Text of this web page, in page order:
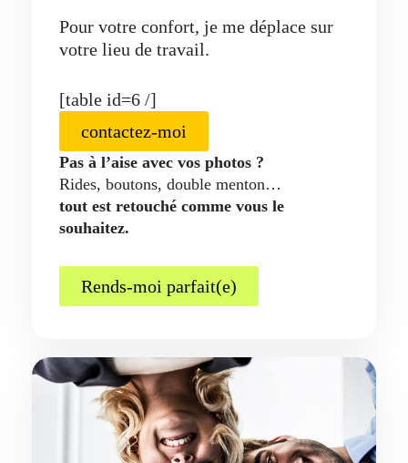
Pour votre confort, je me déplace sur
votre lieu de travail.
[table id=6 /]
contactez-moi
Pas à l’aise avec vos photos ?
Rides, boutons, double menton…
tout est retouché comme vous le
souhaitez.
Rends-moi parfait(e)